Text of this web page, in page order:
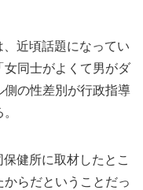
近頃話題になってい
同士がよくて男がダ
の性差別が行政指導
健所に取材したとこ
らだということだっ